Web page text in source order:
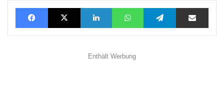
FacebookX LinkedInWhatsAppTelegramTeilen via E-Mail
Enthält Werbung